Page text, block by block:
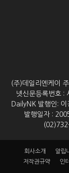
(주)데일리엔케이
넷신문등록번호 :
DailyNK 발행인:
발행일자 :
회사소개 알립
저작권규약
인